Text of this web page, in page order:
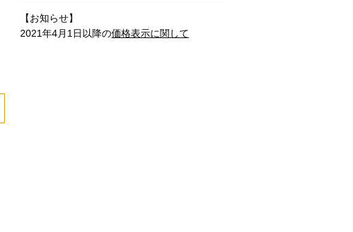
【お知らせ】
2021年4月1日以降の価格表示に関して